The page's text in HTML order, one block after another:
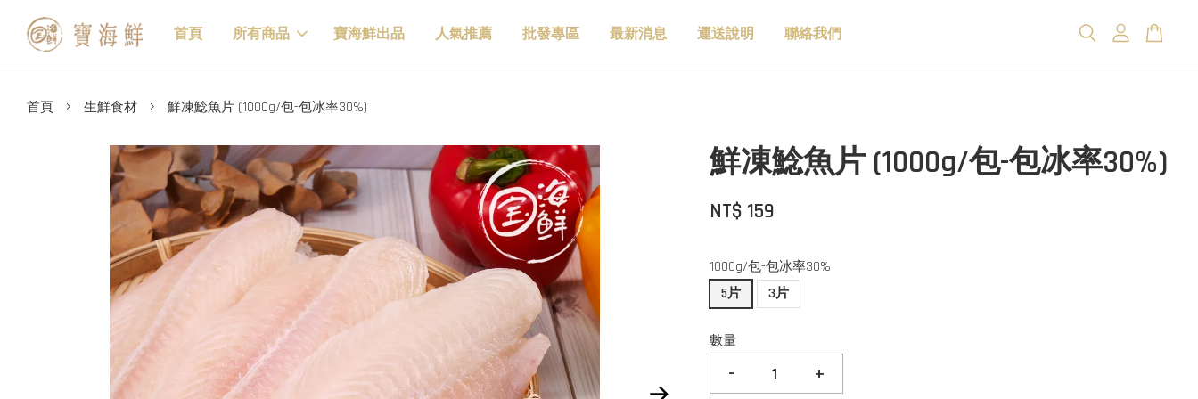
首頁 所有商品 寶海鮮出品 人氣推薦 批發專區 最新消息 運送說明 聯絡我們
首頁 › 生鮮食材 › 鮮凍鯰魚片 (1000g/包-包冰率30%)
鮮凍鯰魚片 (1000g/包-包冰率30%)
NT$ 159
1000g/包-包冰率30%
5片
3片
數量
- +